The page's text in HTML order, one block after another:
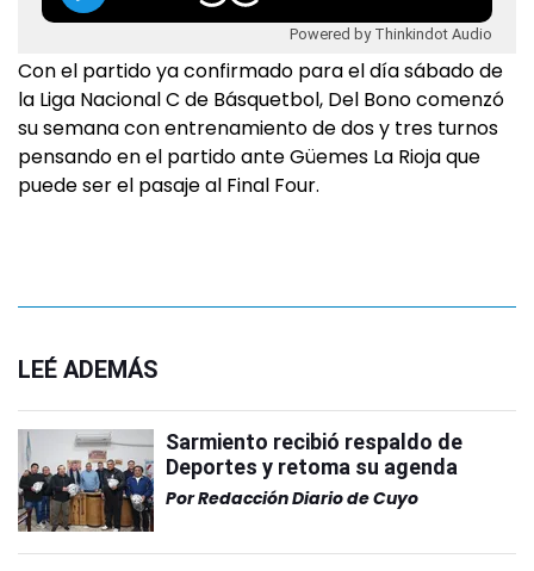
Powered by Thinkindot Audio
Con el partido ya confirmado para el día sábado de
la Liga Nacional C de Básquetbol, Del Bono comenzó
su semana con entrenamiento de dos y tres turnos
pensando en el partido ante Güemes La Rioja que
puede ser el pasaje al Final Four.
LEÉ ADEMÁS
Sarmiento recibió respaldo de
Deportes y retoma su agenda
PorRedacción Diario de Cuyo